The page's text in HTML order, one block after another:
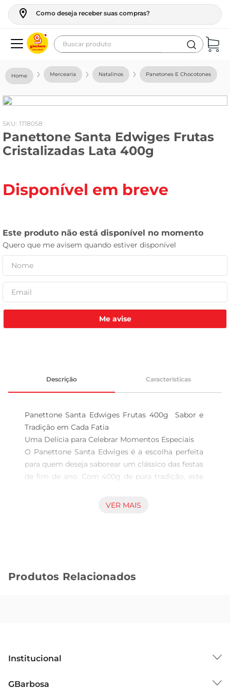
Como deseja receber suas compras?
Buscar produto
Mercearia Natalinos Panetones E Chocotones
: 1718058
Panettone Santa Edwiges Frutas
Cristalizadas Lata 400g
Disponível em breve
Me avise
Descrição Características
Panettone Santa Edwiges Frutas 400g  Sabor e
Tradição em Cada Fatia
Uma Delícia para Celebrar Momentos Especiais
O Panettone Santa Edwiges é a escolha perfeita
para quem deseja saborear um clássico das festas
de fim de ano. Com 400g de pura tradição, este
selecionados, garantindo uma experiência
Este panettone é feito com uma receita
Edwiges é ideal para acompanhar um café ou
mais especiais.
VER MAIS
Produtos Relacionados
Institucional
GBarbosa
geladeira
fogao
café
cerveja
leite
leite pó